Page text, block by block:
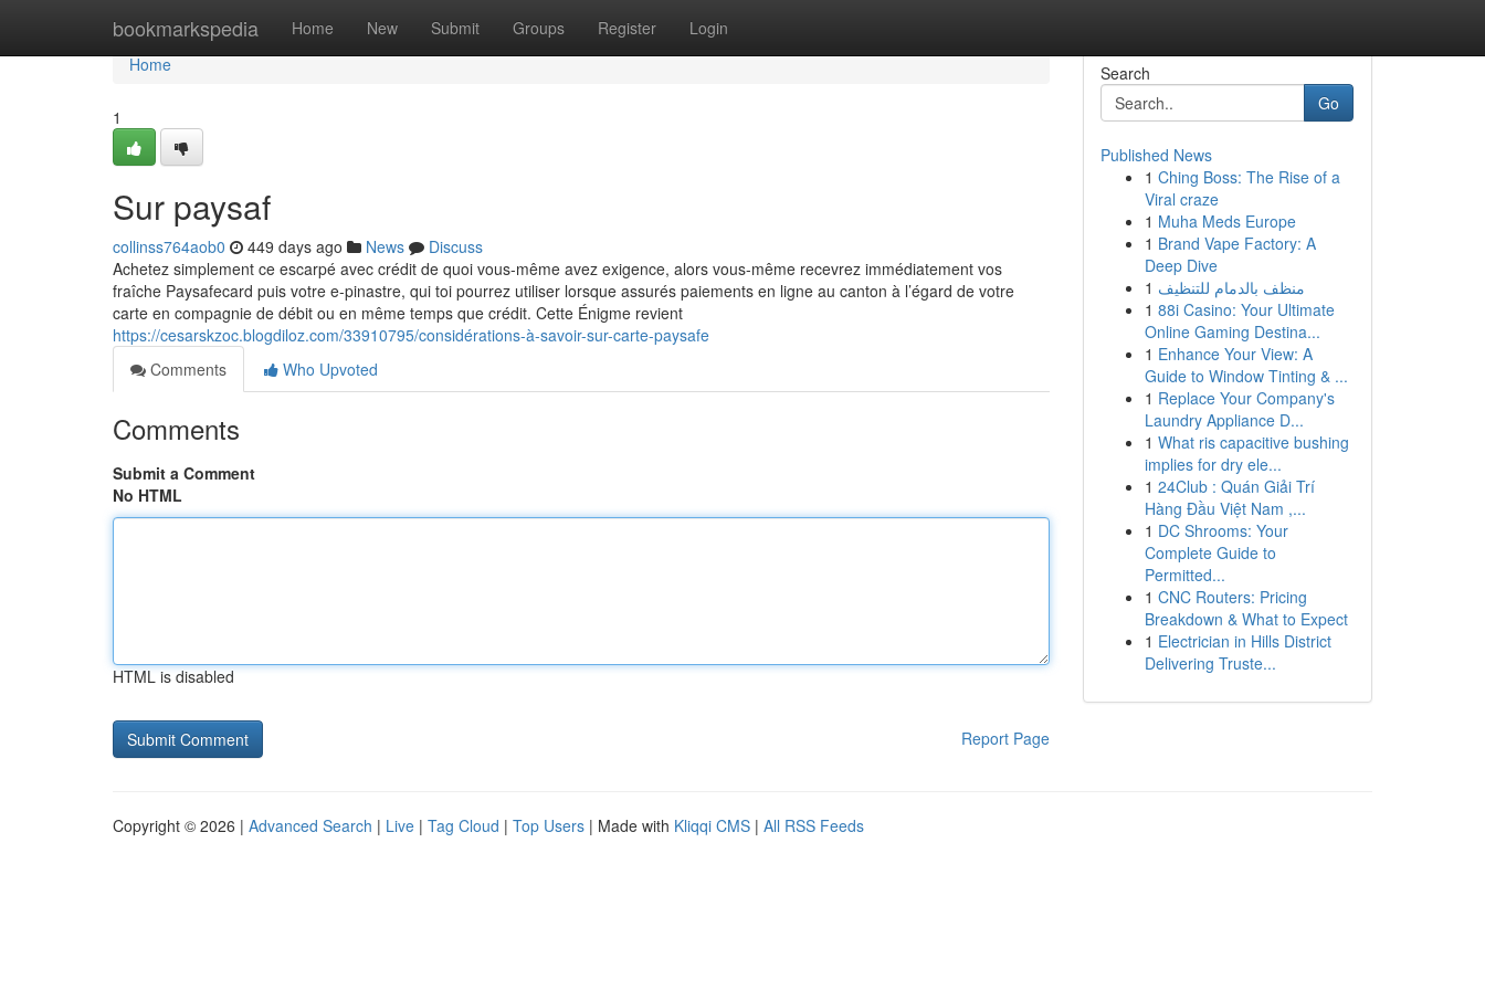
bookmarkspedia Home New Submit Groups Register Login
Home
Home
1
Sur paysaf
collinss764aob0 449 days ago News
Discuss
Achetez simplement ce escarpé avec crédit de quoi vous-même avez exigence, alors vous-même recevrez immédiatement vos
fraîche Paysafecard puis votre e-pinastre, qui toi pourrez utiliser lorsque assurés paiements en ligne au canton à l’égard de votre
carte en compagnie de débit ou en même temps que crédit. Cette Énigme revient
https://cesarskzoc.blogdiloz.com/33910795/considérations-à-savoir-sur-carte-paysafe
Comments
Who Upvoted
Comments
Submit a Comment
No HTML
HTML is disabled
Report Page
Search
Go
Published News
1 Ching Boss: The Rise of a
Viral craze
1 Muha Meds Europe
1 Brand Vape Factory: A
Deep Dive
1 منظف بالدمام للتنظيف
1 88i Casino: Your Ultimate
Online Gaming Destina...
1 Enhance Your View: A
Guide to Window Tinting & ...
1 Replace Your Company's
Laundry Appliance D...
1 What ris capacitive bushing
implies for dry ele...
1 24Club : Quán Giải Trí
Hàng Đầu Việt Nam ,...
1 DC Shrooms: Your
Complete Guide to
Permitted...
1 CNC Routers: Pricing
Breakdown & What to Expect
1 Electrician in Hills District
Delivering Truste...
Copyright © 2026 | Advanced Search | Live | Tag Cloud | Top Users | Made with Kliqqi CMS | All RSS Feeds